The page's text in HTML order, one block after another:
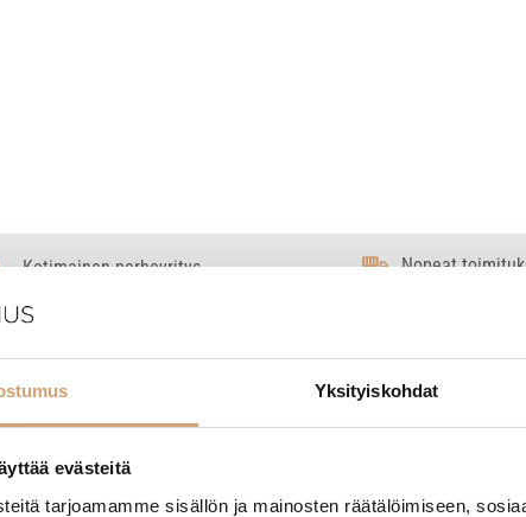
Yksityiskohdat
evästeitä
tarjoamamme sisällön ja mainosten räätälöimiseen,
Kotimainen perheyritys Nopeat
kaikki 3 tulosta